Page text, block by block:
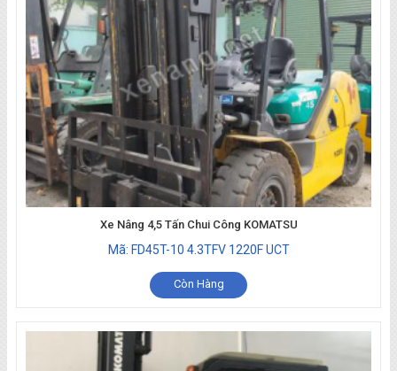
Xe Nâng 4,5 Tấn Chui Công KOMATSU
Mã: FD45T-10 4.3TFV 1220F UCT
Còn Hàng